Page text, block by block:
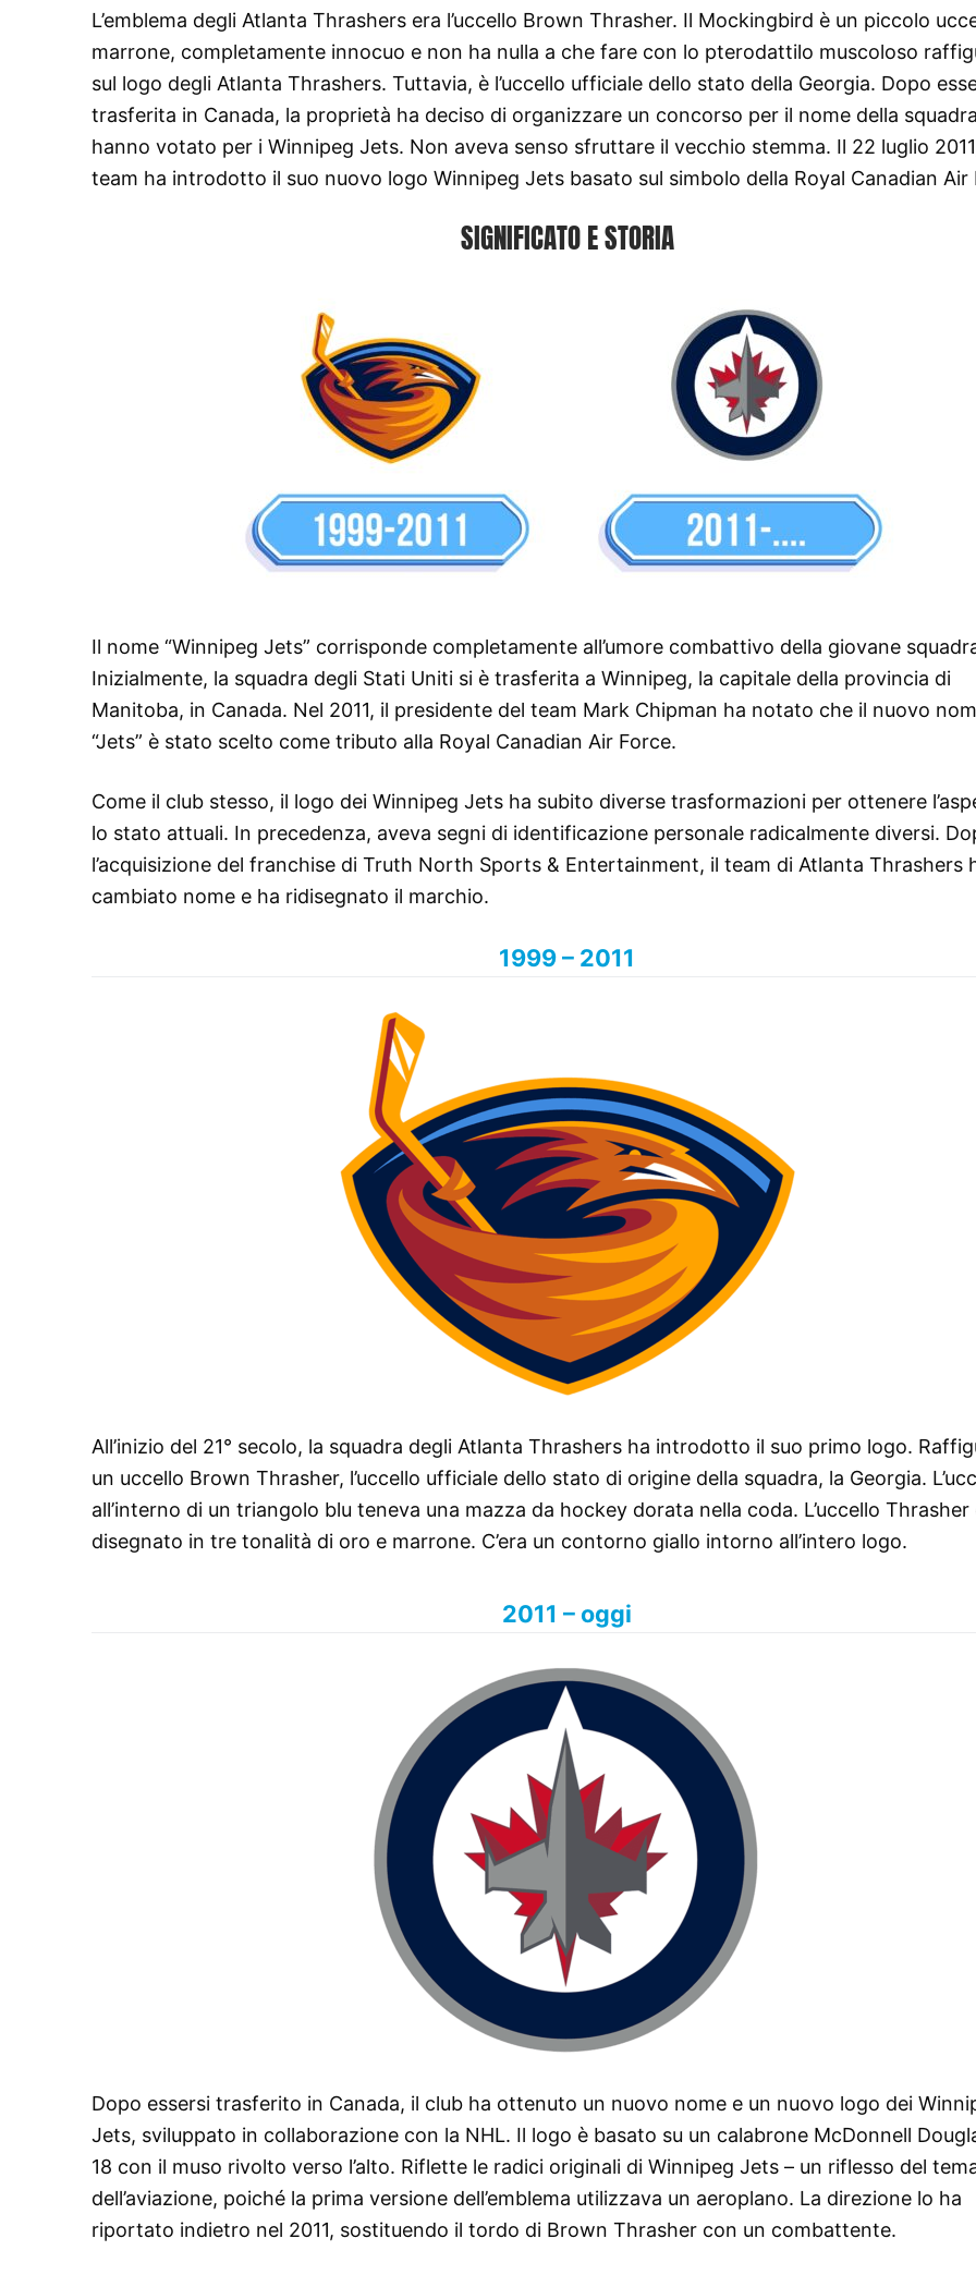
L’emblema degli Atlanta Thrashers era l’uccello Brown Thrasher. Il Mockingbird è un piccolo
marrone, completamente innocuo e non ha nulla a che fare con lo pterodattilo muscoloso
sul logo degli Atlanta Thrashers. Tuttavia, è l’uccello ufficiale dello stato della Georgia. Dopo
trasferita in Canada, la proprietà ha deciso di organizzare un concorso per il nome della
hanno votato per i Winnipeg Jets. Non aveva senso sfruttare il vecchio stemma. Il 22 luglio
team ha introdotto il suo nuovo logo Winnipeg Jets basato sul simbolo della Royal Canadian Air
SIGNIFICATO E STORIA
Il nome “Winnipeg Jets” corrisponde completamente all’umore combattivo della giovane
Inizialmente, la squadra degli Stati Uniti si è trasferita a Winnipeg, la capitale della provincia di
Manitoba, in Canada. Nel 2011, il presidente del team Mark Chipman ha notato che il nuovo
“Jets” è stato scelto come tributo alla Royal Canadian Air Force.
Come il club stesso, il logo dei Winnipeg Jets ha subito diverse trasformazioni per ottenere
lo stato attuali. In precedenza, aveva segni di identificazione personale radicalmente diversi.
l’acquisizione del franchise di Truth North Sports & Entertainment, il team di Atlanta Thrashers
cambiato nome e ha ridisegnato il marchio.
1999 – 2011
All’inizio del 21° secolo, la squadra degli Atlanta Thrashers ha introdotto il suo primo logo.
un uccello Brown Thrasher, l’uccello ufficiale dello stato di origine della squadra, la Georgia.
all’interno di un triangolo blu teneva una mazza da hockey dorata nella coda. L’uccello
disegnato in tre tonalità di oro e marrone. C’era un contorno giallo intorno all’intero logo.
2011 – oggi
Dopo essersi trasferito in Canada, il club ha ottenuto un nuovo nome e un nuovo logo dei
Jets, sviluppato in collaborazione con la NHL. Il logo è basato su un calabrone McDonnell
18 con il muso rivolto verso l’alto. Riflette le radici originali di Winnipeg Jets – un riflesso del
dell’aviazione, poiché la prima versione dell’emblema utilizzava un aeroplano. La direzione lo ha
riportato indietro nel 2011, sostituendo il tordo di Brown Thrasher con un combattente.